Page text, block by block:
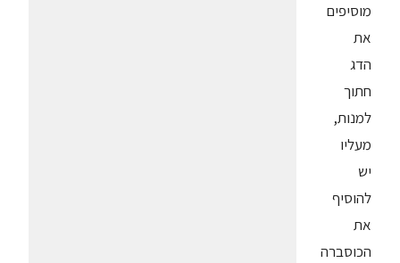
מוסיפים
את
הדג
חתוך
למנות,
מעליו
יש
להוסיף
את
הכוסברה